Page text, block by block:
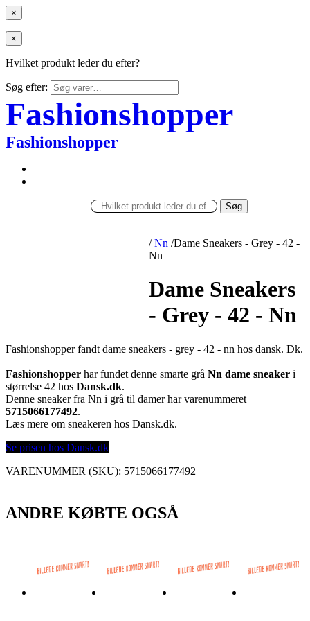
×
×
Hvilket produkt leder du efter?
Søg efter:
Fashionshopper
Fashionshopper
Søg
/ Nn /Dame Sneakers - Grey - 42 -
Nn
Dame Sneakers
- Grey - 42 - Nn
Fashionshopper fandt dame sneakers - grey - 42 - nn hos dansk. Dk.
Fashionshopper har fundet denne smarte grå Nn dame sneaker i
størrelse 42 hos Dansk.dk.
Denne sneaker fra Nn i grå til damer har varenummeret
5715066177492.
Læs mere om sneakeren hos Dansk.dk.
Se prisen hos Dansk.dk
VARENUMMER (SKU): 5715066177492
ANDRE KØBTE OGSÅ